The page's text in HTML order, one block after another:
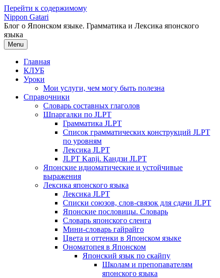
Перейти к содержимому
Nippon Gatari
Блог о Японском языке. Грамматика и Лексика японского
языка
Menu
Главная
КЛУБ
Уроки
Мои услуги, чем могу быть полезна
Справочники
Словарь составных глаголов
Шпаргалки по JLPT
Грамматика JLPT
Список грамматических конструкций JLPT
по уровням
Лексика JLPT
JLPT Kanji. Кандзи JLPT
Японские идиоматические и устойчивые
выражения
Лексика японского языка
Лексика JLPT
Списки союзов, слов-связок для сдачи JLPT
Японские пословицы. Словарь
Словарь японского сленга
Мини-словарь гайрайго
Цвета и оттенки в Японском языке
Ономатопея в Японском
Японский язык по скайпу
Школам и препопавателям
японского языка